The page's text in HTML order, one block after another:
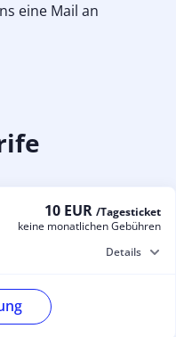
eine Mail an
10 EUR /Tagesticket
keine monatlichen Gebühren
Details